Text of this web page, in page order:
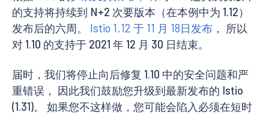
的支持将持续到 N+2 次要版本（在本例中为 1.12）
发布后的六周。 Istio 1.12 于 11 月 18日发布 ， 所以
对 1.10 的支持于 2021 年 12 月 30 日结束。
届时，我们将停止向后修复 1.10 中的安全问题和严
重错误， 因此我们鼓励您升级到最新发布的 Istio
(1.31)。 如果您不这样做，您可能会陷入必须在短时